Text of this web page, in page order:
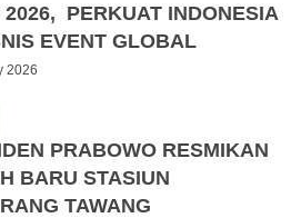
2026, PERKUAT INDONESIA
EVENT GLOBAL
2026
PRABOWO RESMIKAN
BARU STASIUN
TAWANG